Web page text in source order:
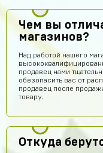
Чем вы
магазинов?
Над работой нашего
продавец нами
обезопасить вас от
продавец после
товару.
Откуда